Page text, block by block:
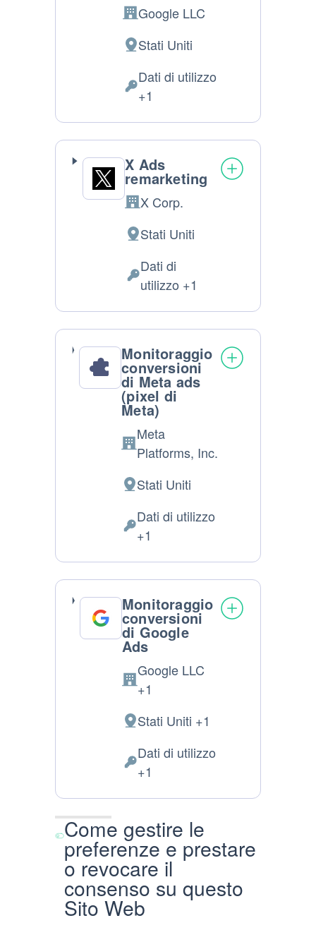
Azienda:
Google LLC
Luogo
trattamento:
Stati Uniti
Dati
Dati di utilizzo
+1
X Ads
remarketing
Azienda:
X Corp.
Luogo
del
trattamento:
Stati Uniti
Dati
Dati di
utilizzo +1
Monitoraggio
conversioni
di Meta ads
(pixel di
Meta)
Azienda:
Meta
Platforms, Inc.
Luogo
del
trattamento:
Stati Uniti
Dati
Dati di utilizzo
+1
Monitoraggio
conversioni
di Google
Ads
Azienda:
Google LLC
+1
Luogo
trattamento:
Stati Uniti +1
Dati
Dati di utilizzo
+1
Come gestire le
preferenze e prestare
o revocare il
consenso su questo
Sito Web